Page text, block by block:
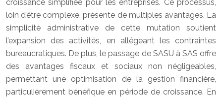
croissance simplifiée pour les entreprises. Ce processus,
loin d’être complexe, présente de multiples avantages. La
simplicité administrative de cette mutation soutient
l’expansion des activités, en allégeant les contraintes
bureaucratiques. De plus, le passage de SASU à SAS offre
des avantages fiscaux et sociaux non négligeables,
permettant une optimisation de la gestion financière,
particulièrement bénéfique en période de croissance. En